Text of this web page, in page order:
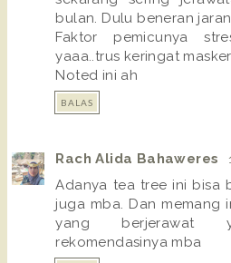
bulan. Dulu beneran
Faktor pemicunya
yaaa..trus keringat
Noted ini ah
BALAS
Rach Alida Bahaweres
Adanya tea tree ini bisa
juga mba. Dan memang
yang berjerawat
rekomendasinya mba